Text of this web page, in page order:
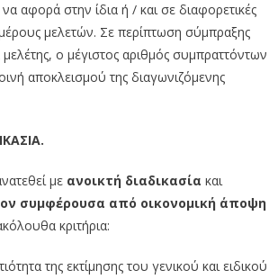
αφορά στην ίδια ή / και σε διαφορετικές
μελετών. Σε περίπτωση σύμπραξης
μελέτης, ο μέγιστος αριθμός συμπραττόντων
αποκλεισμού της διαγωνιζόμενης
με ανοικτή διαδικασία και
συμφέρουσα από οικονομική άποψη
κριτήρια:
της εκτίμησης του γενικού και ειδικού